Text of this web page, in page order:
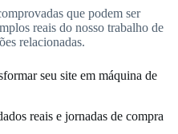
que podem ser
reais do nosso trabalho de
relacionadas.
seu site em máquina de
reais e jornadas de compra